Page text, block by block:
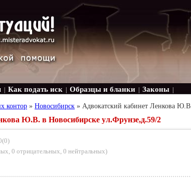
Как подать иск Образцы и бланки Законы
контор » Новосибирск » Адвокатский кабинет Ленкова Ю.В.
Ю.В. в Новосибирске ул.Фрунзе,д.59/2
, 0 отрицательных, 0 нейтральных)